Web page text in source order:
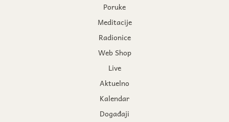
Poruke
Meditacije
Radionice
Web Shop
Live
Aktuelno
Kalendar
Događaji